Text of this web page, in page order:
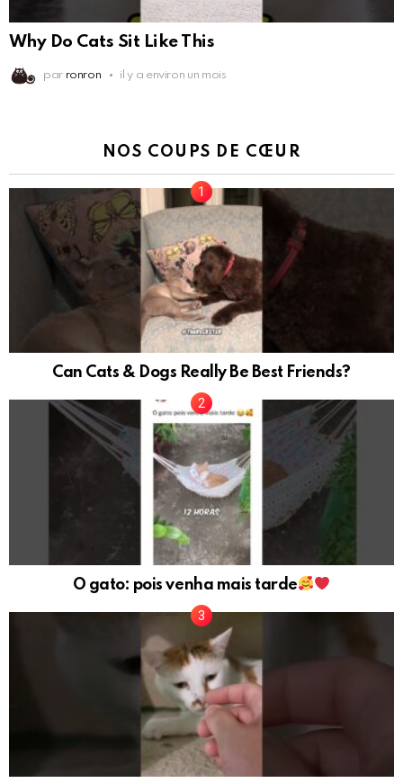
Why Do Cats Sit Like This
par ronron il y a environ un mois
NOS COUPS DE CŒUR
Can Cats & Dogs Really Be Best Friends?
O gato: pois venha mais tarde